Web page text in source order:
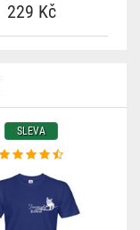
229 Kč
SLEVA